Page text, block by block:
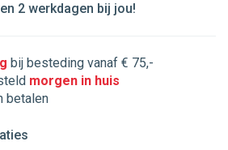
2 werkdagen bij jou!
bij besteding vanaf € 75,-
morgen in huis
betalen